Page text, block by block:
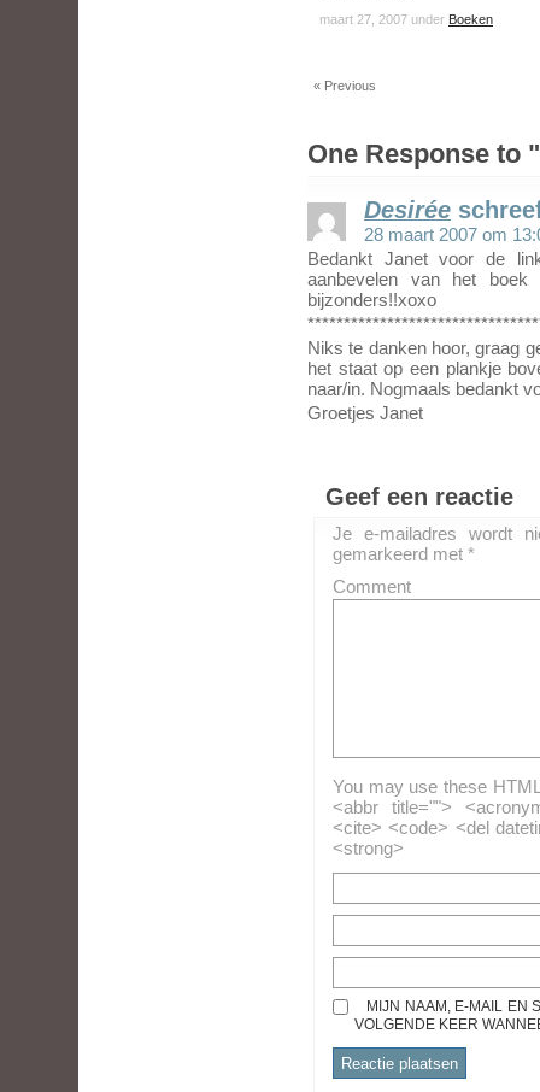
maart 27, 2007 under Boeken
« Previous
One Response to "
Desirée
28 maart 2007 om
Bedankt Janet voor de
aanbevelen van het
bijzonders!!xoxo
Niks te danken hoor, graag
het staat op een plankje
naar/in. Nogmaals bedankt
Groetjes Janet
Geef een reactie
Je e-mailadres wordt
gemarkeerd met *
Comment
You may use these
<abbr title="">
<cite> <code> <del
<strong>
MIJN NAAM, E-MAIL EN
VOLGENDE KEER